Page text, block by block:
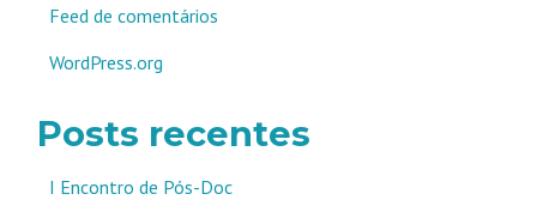
Feed de comentários
WordPress.org
Posts recentes
I Encontro de Pós-Doc